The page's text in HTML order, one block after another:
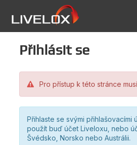
Přihlásit se
Pro přístup k této stránce
Přihlaste se svými přihlašovacími
použít buď účet Liveloxu, nebo
Švédsko, Norsko nebo Austrálii.